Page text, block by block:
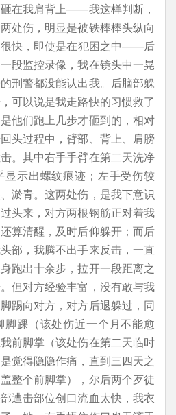
在我肩背上——我这样判断，
处伤，明显是被铁棒棒头纵向
快，即使是在犯困之中——后
段监控录像，我在镜头中一晃
刑警都没能认出我。后脑部躲
可以说是我走路快的习惯救了
他们跑上几步才砸到的，相对
头过程中，臂部、背上、肩膀
。其中右手手臂在第二天洗净
显示出螺纹痕迹；左手受伤较
淤青。这两处伤，是我下意识
头来，对方两根钢筋正对着我
算清醒，及时后仰躲开；而后
部，我腾不出手来反击，一直
跑出十余步，拉开一段距离之
但对方经验丰富，没有敢与我
踢向对方，对方后退躲过，同
脚踝（该处伤近一个月不能愈
前脚掌（该处伤在第二天临时
觉得隐隐作痛，直到三四天之
整个前脚掌），尔后两个歹徒
遭击部位创口流血太快，我衣